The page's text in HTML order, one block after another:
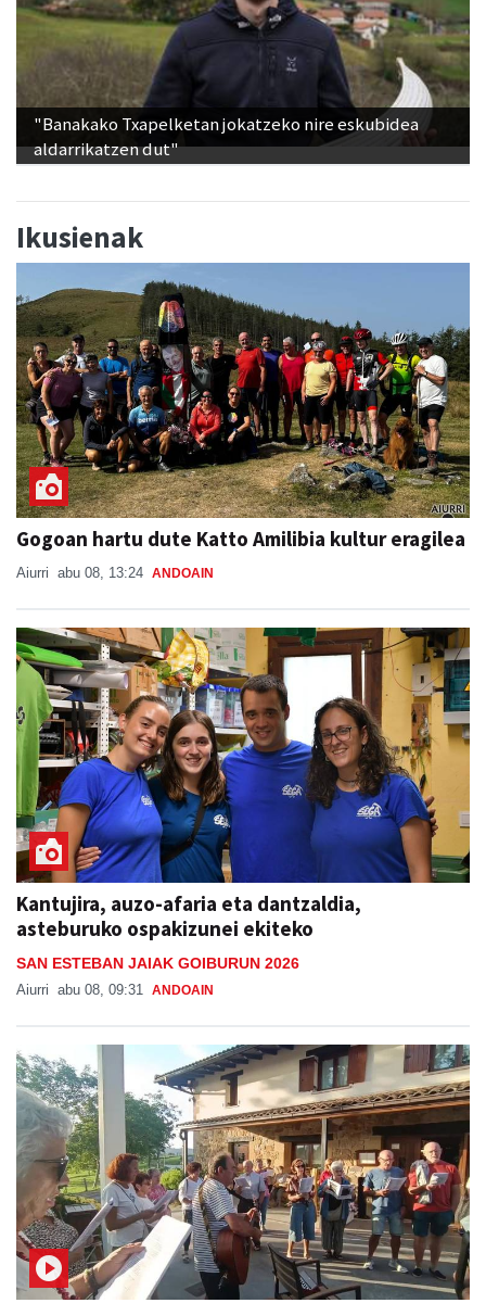
"Banakako Txapelketan jokatzeko nire eskubidea
aldarrikatzen dut"
Ikusienak
Gogoan hartu dute Katto Amilibia kultur eragilea
Aiurri abu 08, 13:24 ANDOAIN
Kantujira, auzo-afaria eta dantzaldia,
asteburuko ospakizunei ekiteko
SAN ESTEBAN JAIAK GOIBURUN 2026
Aiurri abu 08, 09:31 ANDOAIN